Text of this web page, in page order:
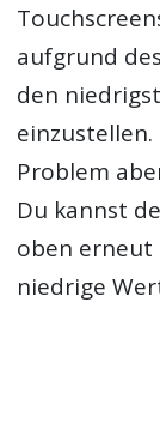
aufgrund
den
einzustellen.
Problem
Du kannst
oben erneut
niedrige